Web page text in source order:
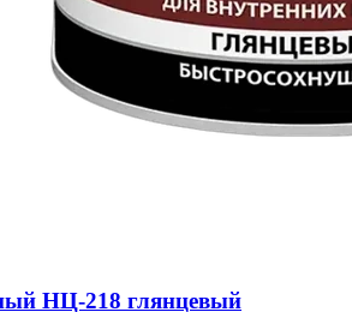
НЦ-218 глянцевый